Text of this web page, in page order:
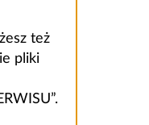
też
pliki